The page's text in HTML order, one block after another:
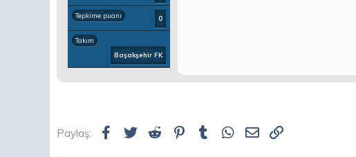
Tepkime puanı 0
Takım
Başakşehir FK
Paylaş: Facebook
TwitterReddit Pinterest
Tumblr WhatsApp
E-posta